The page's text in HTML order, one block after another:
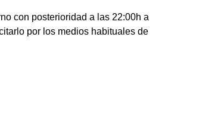
con posterioridad a las 22:00h a
por los medios habituales de